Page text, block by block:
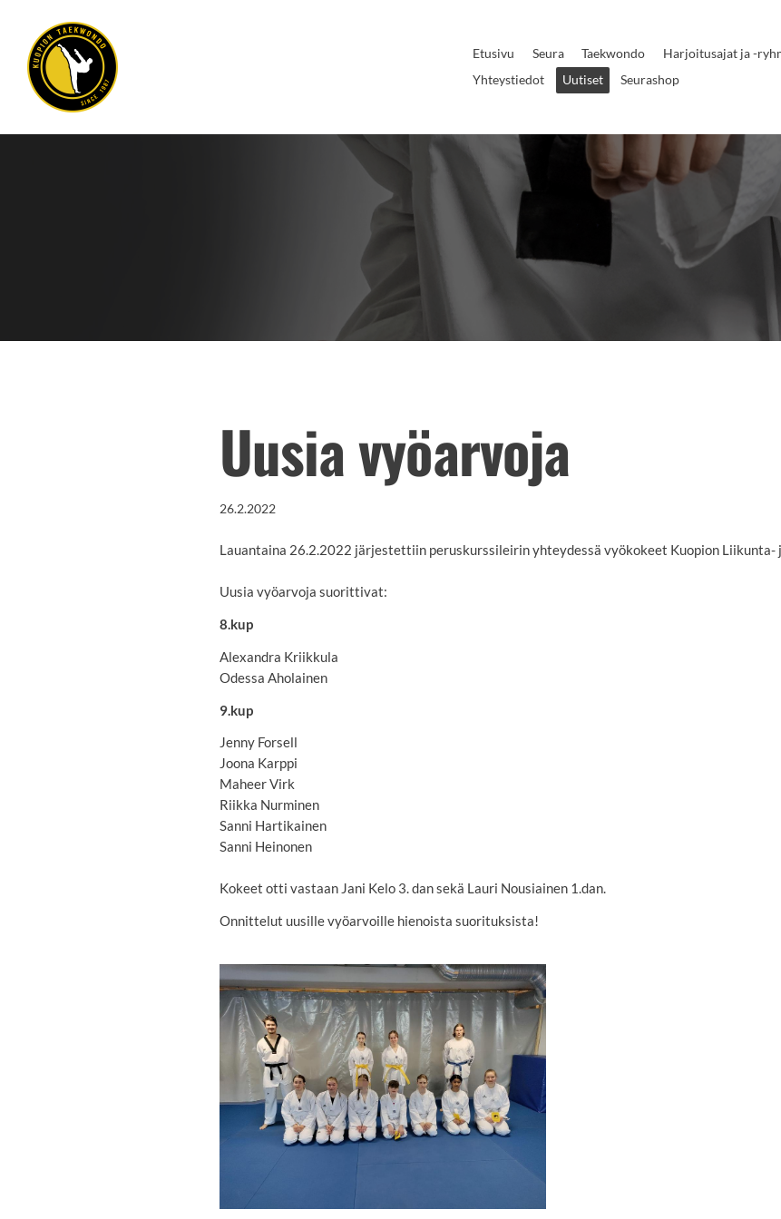
sivun
sisältöön
Kuopion Taekwondo ry
Etusivu Seura Taekwondo Harjoitusajat ja -
Yhteystiedot
Uutiset Seurashop
Uusia vyöarvoja
26.2.2022
Lauantaina 26.2.2022 järjestettiin peruskurssileirin yhteydessä vyökokeet Kuopion Liikunta-
Uusia vyöarvoja suorittivat:
8.kup
Alexandra Kriikkula
Odessa Aholainen
9.kup
Jenny Forsell
Joona Karppi
Maheer Virk
Riikka Nurminen
Sanni Hartikainen
Sanni Heinonen
Kokeet otti vastaan Jani Kelo 3. dan sekä Lauri Nousiainen 1.dan.
Onnittelut uusille vyöarvoille hienoista suorituksista!